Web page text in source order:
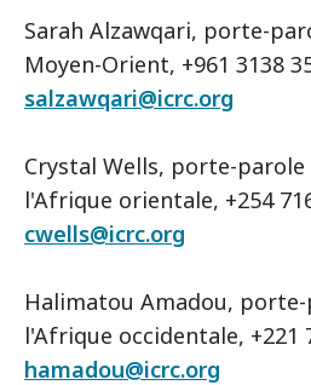
Sarah Alzawqari, porte-
Moyen-Orient, +961 3138
salzawqari@icrc.org
Crystal Wells, porte-parole
l'Afrique orientale, +254
cwells@icrc.org
Halimatou Amadou,
l'Afrique occidentale, +221
hamadou@icrc.org